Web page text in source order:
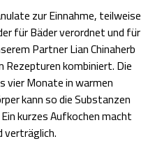
zur Einnahme, teilweise
für Bäder verordnet und für
Partner Lian Chinaherb
Rezepturen kombiniert. Die
vier Monate in warmen
kann so die Substanzen
kurzes Aufkochen macht
verträglich.